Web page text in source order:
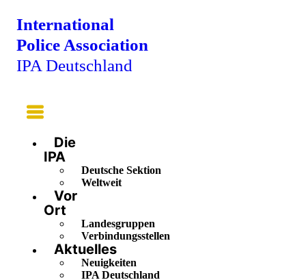
International
Police Association
IPA Deutschland
Main
Menu
Die
IPA
Deutsche Sektion
Weltweit
Vor
Ort
Landesgruppen
Verbindungsstellen
Aktuelles
Neuigkeiten
IPA Deutschland